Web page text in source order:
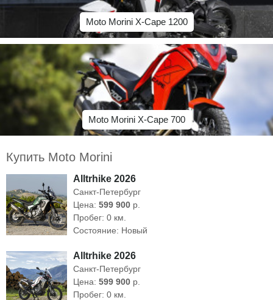
Moto Morini X-Cape 1200
Moto Morini X-Cape 700
Купить Moto Morini
Alltrhike 2026
Санкт-Петербург
Цена: 599 900 р.
Пробег: 0 км.
Состояние: Новый
Alltrhike 2026
Санкт-Петербург
Цена: 599 900 р.
Пробег: 0 км.